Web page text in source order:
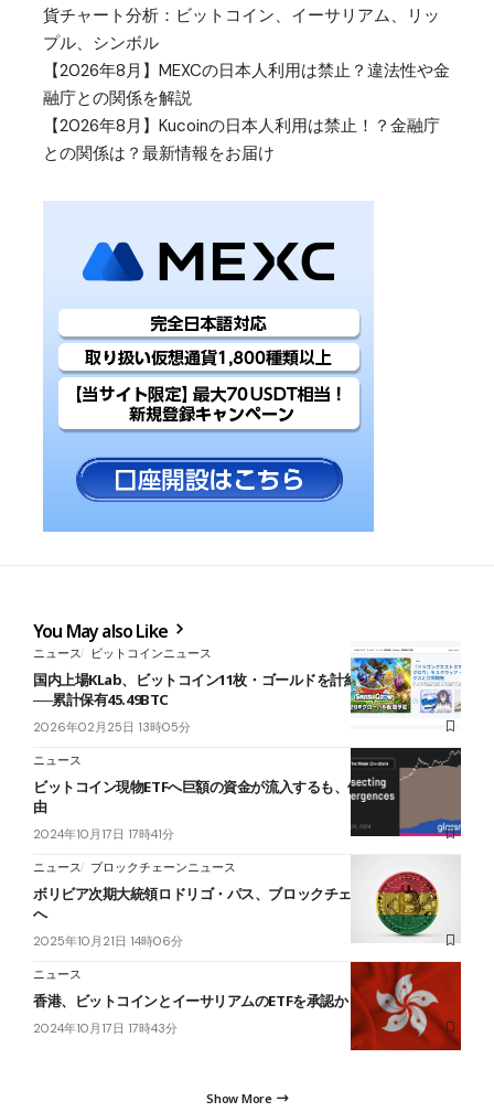
貨チャート分析：ビットコイン、イーサリアム、リッ
プル、シンボル
【2026年8月】MEXCの日本人利用は禁止？違法性や金
融庁との関係を解説
【2026年8月】Kucoinの日本人利用は禁止！？金融庁
との関係は？最新情報をお届け
You May also Like
ニュース ビットコインニュース
国内上場KLab、ビットコイン11枚・ゴールドを計約2億円追加購入
──累計保有45.49BTC
2026年02月25日 13時05分
ニュース
ビットコイン現物ETFへ巨額の資金が流入するも、価格上昇しない理
由
2024年10月17日 17時41分
ニュース ブロックチェーンニュース
ボリビア次期大統領ロドリゴ・パス、ブロックチェーンで汚職撲滅
へ
2025年10月21日 14時06分
ニュース
香港、ビットコインとイーサリアムのETFを承認か
2024年10月17日 17時43分
Show More